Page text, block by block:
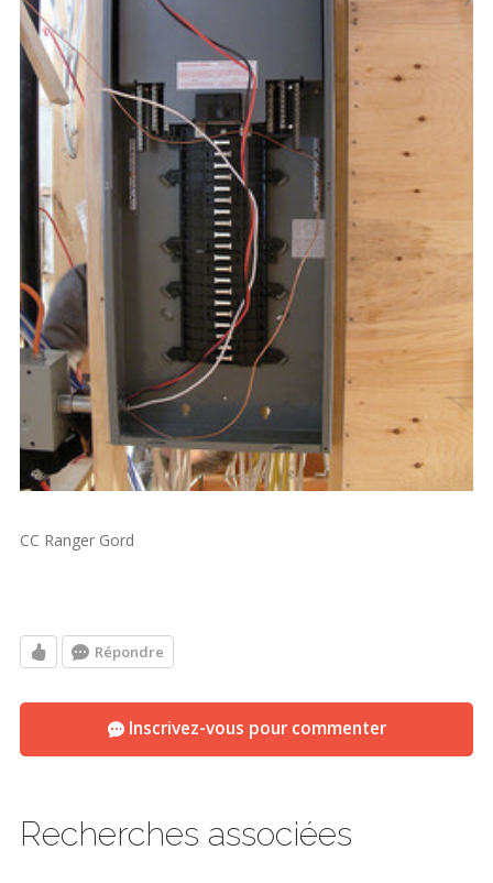
CC Ranger Gord
Répondre
Inscrivez-vous pour commenter
Recherches associées